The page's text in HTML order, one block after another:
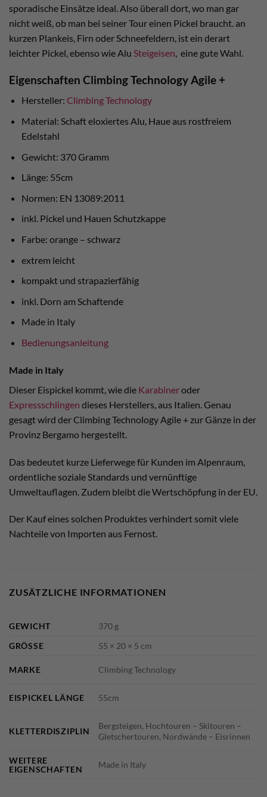
sporadische Einsätze ideal. Also überall dort, wo man gar
nicht weiß, ob man bei seiner Tour einen Pickel braucht. an
kurzen Plankeis, Firn oder Schneefeldern, ist ein derart
leichter Pickel, ebenso wie Alu Steigeisen, eine gute Wahl.
Eigenschaften Climbing Technology Agile +
Hersteller: Climbing Technology
Material: Schaft eloxiertes Alu, Haue aus rostfreiem
Edelstahl
Gewicht: 370 Gramm
Länge: 55cm
Normen: EN 13089:2011
inkl. Pickel und Hauen Schutzkappe
Farbe: orange – schwarz
extrem leicht
kompakt und strapazierfähig
inkl. Dorn am Schaftende
Made in Italy
Bedienungsanleitung
Made in Italy
Dieser Eispickel kommt, wie die Karabineroder
Expressschlingen dieses Herstellers, aus Italien. Genau
gesagt wird der Climbing Technology Agile + zur Gänze in der
Provinz Bergamo hergestellt.
Das bedeutet kurze Lieferwege für Kunden im Alpenraum,
ordentliche soziale Standards und vernünftige
Umweltauflagen. Zudem bleibt die Wertschöpfung in der EU.
Der Kauf eines solchen Produktes verhindert somit viele
Nachteile von Importen aus Fernost.
ZUSÄTZLICHE INFORMATIONEN
GEWICHT
370 g
GRÖSSE
55 × 20 × 5 cm
MARKE Climbing Technology
EISPICKEL LÄNGE 55cm
KLETTERDISZIPLIN
Bergsteigen, Hochtouren – Skitouren –
Gletschertouren, Nordwände – Eisrinnen
WEITERE
EIGENSCHAFTEN
Made in Italy